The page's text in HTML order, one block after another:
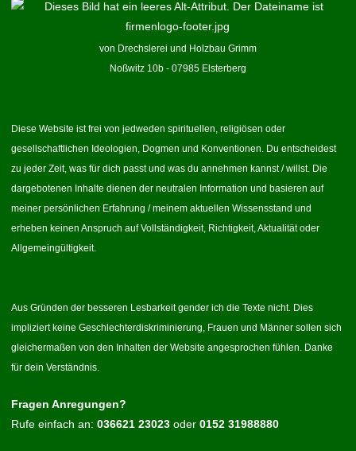
von Drechslerei und Holzbau Grimm
Noßwitz 10b - 07985 Elsterberg
Diese Website ist frei von jedweden spirituellen, religiösen oder
gesellschaftlichen Ideologien, Dogmen und Konventionen. Du entscheidest
zu jeder Zeit, was für dich passt und was du annehmen kannst / willst. Die
dargebotenen Inhalte dienen der neutralen Information und basieren auf
meiner persönlichen Erfahrung / meinem aktuellen Wissensstand und
erheben keinen Anspruch auf Vollständigkeit, Richtigkeit, Aktualität oder
Allgemeingültigkeit.
Aus Gründen der besseren Lesbarkeit gender ich die Texte nicht. Dies
impliziert keine Geschlechterdiskriminierung, Frauen und Männer sollen sich
gleichermaßen von den Inhalten der Website angesprochen fühlen. Danke
für dein Verständnis.
Fragen Anregungen?
Rufe einfach an:036621 23023 oder0152 31988880